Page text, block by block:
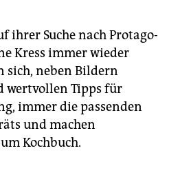
ihrer Suche nach Prot­ago­
Kress immer wieder
sich, neben Bildern
wertvollen Tipps für
immer die passenden
und machen
Kochbuch.